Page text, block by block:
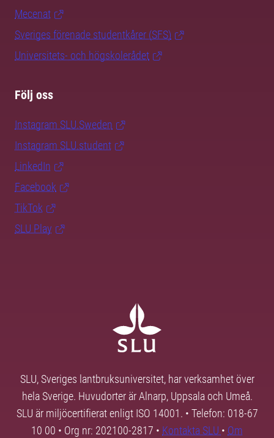
Mecenat
Sveriges förenade studentkårer (SFS)
Universitets- och högskolerådet
Följ oss
Instagram SLU.Sweden
Instagram SLU.student
LinkedIn
Facebook
TikTok
SLU Play
SLU, Sveriges lantbruksuniversitet, har verksamhet över
hela Sverige. Huvudorter är Alnarp, Uppsala och Umeå.
SLU är miljöcertifierat enligt ISO 14001. • Telefon: 018-67
10 00 • Org nr: 202100-2817 • Kontakta SLU • Om